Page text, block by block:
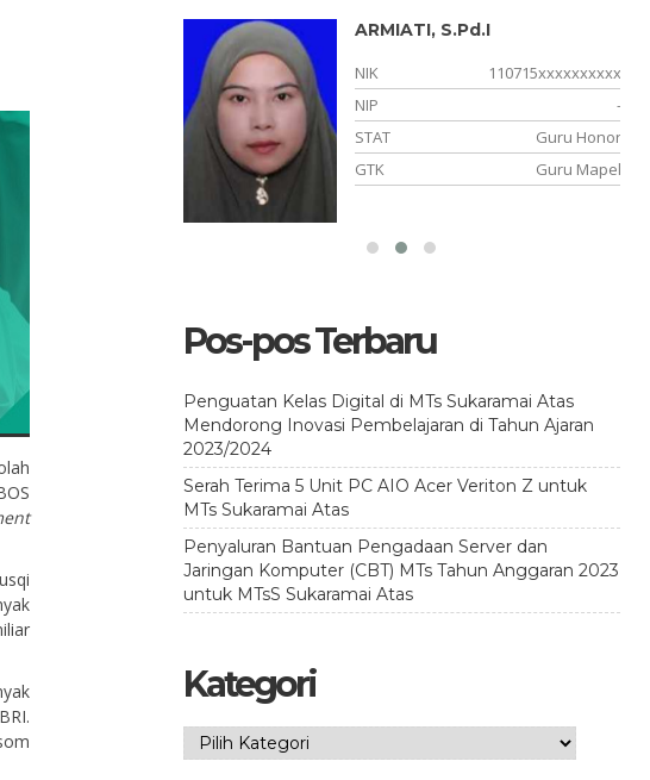
ARMIATI, S.Pd.I
NIK
110715xxxxxxxxxx
NIP
-
STAT
Guru Honor
GTK
Guru Mapel
Pos-pos Terbaru
Penguatan Kelas Digital di MTs Sukaramai Atas
Mendorong Inovasi Pembelajaran di Tahun Ajaran
2023/2024
Serah Terima 5 Unit PC AIO Acer Veriton Z untuk
MTs Sukaramai Atas
Penyaluran Bantuan Pengadaan Server dan
Jaringan Komputer (CBT) MTs Tahun Anggaran 2023
untuk MTsS Sukaramai Atas
Kategori
Kategori